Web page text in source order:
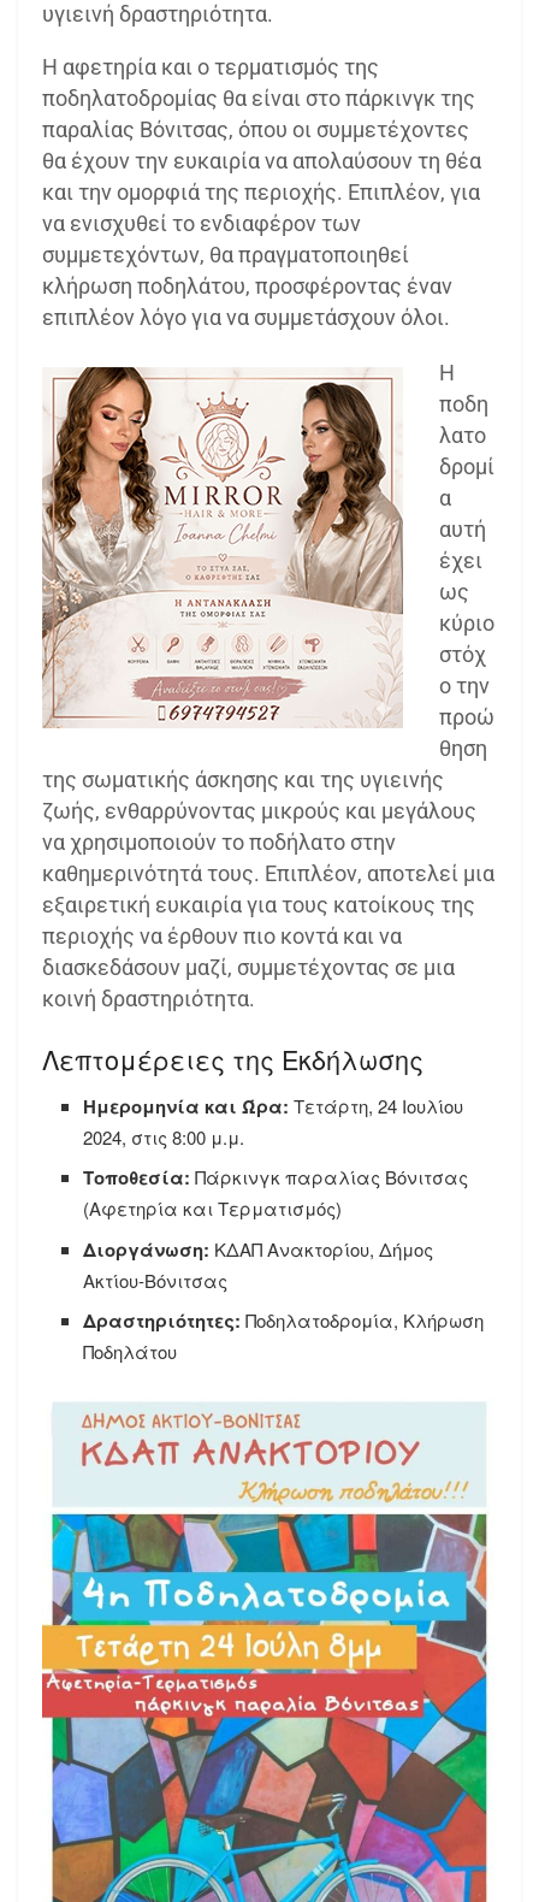
υγιεινή δραστηριότητα.
Η αφετηρία και ο τερματισμός της
ποδηλατοδρομίας θα είναι στο πάρκινγκ της
παραλίας Βόνιτσας, όπου οι συμμετέχοντες
θα έχουν την ευκαιρία να απολαύσουν τη θέα
και την ομορφιά της περιοχής. Επιπλέον, για
να ενισχυθεί το ενδιαφέρον των
συμμετεχόντων, θα πραγματοποιηθεί
κλήρωση ποδηλάτου, προσφέροντας έναν
επιπλέον λόγο για να συμμετάσχουν όλοι.
Η
ποδη
λατο
δρομί
α
αυτή
έχει
ως
κύριο
στόχ
ο την
προώ
θηση
της σωματικής άσκησης και της υγιεινής
ζωής, ενθαρρύνοντας μικρούς και μεγάλους
να χρησιμοποιούν το ποδήλατο στην
καθημερινότητά τους. Επιπλέον, αποτελεί μια
εξαιρετική ευκαιρία για τους κατοίκους της
περιοχής να έρθουν πιο κοντά και να
διασκεδάσουν μαζί, συμμετέχοντας σε μια
κοινή δραστηριότητα.
Λεπτομέρειες της Εκδήλωσης
Ημερομηνία και Ώρα: Τετάρτη, 24 Ιουλίου
2024, στις 8:00 μ.μ.
Τοποθεσία: Πάρκινγκ παραλίας Βόνιτσας
(Αφετηρία και Τερματισμός)
Διοργάνωση: ΚΔΑΠ Ανακτορίου, Δήμος
Ακτίου-Βόνιτσας
Δραστηριότητες: Ποδηλατοδρομία, Κλήρωση
Ποδηλάτου